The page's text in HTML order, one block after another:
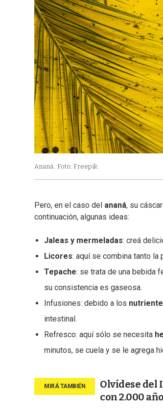
Ananá. Foto: Freepik.
Pero, en el caso del ananá, su
continuación, algunas ideas:
Jaleas y mermeladas: creá
Licores: aquí se combina tanto la
Tepache: se trata de una bebida
su consistencia es gaseosa.
Infusiones: debido a los
intestinal.
Refresco: aquí sólo se necesita
minutos, se cuela y se le agrega
Olvídese del
con 2.000